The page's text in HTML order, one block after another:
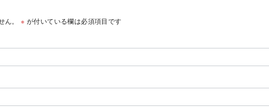
。 ※ が付いている欄は必須項目です